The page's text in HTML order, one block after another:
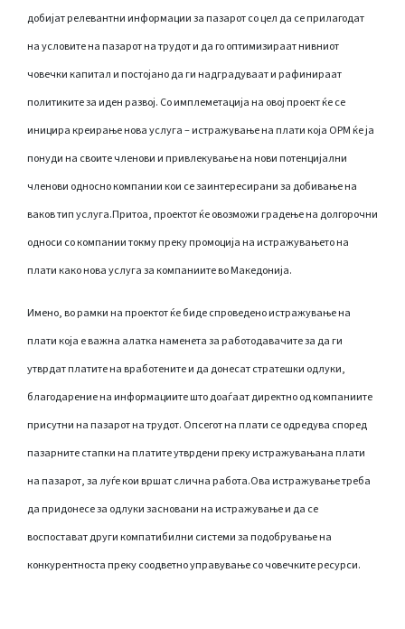
добијат релевантни информации за пазарот со цел да се прилагодат
на условите на пазарот на трудот и да го оптимизираат нивниот
човечки капитал и постојано да ги надградуваат и рафинираат
политиките за иден развој. Со имплеметација на овој проект ќе се
иницира креирање нова услуга – истражување на плати која ОРМ ќе ја
понуди на своите членови и привлекување на нови потенцијални
членови односно компании кои се заинтересирани за добивање на
ваков тип услуга.Притоа, проектот ќе овозможи градење на долгорочни
односи со компании токму преку промоција на истражувањето на
плати како нова услуга за компаниите во Македонија.
Имено, во рамки на проектот ќе биде спроведено истражување на
плати која е важна алатка наменета за работодавачите за да ги
утврдат платите на вработените и да донесат стратешки одлуки,
благодарение на информациите што доаѓаат директно од компаниите
присутни на пазарот на трудот. Опсегот на плати се одредува според
пазарните стапки на платите утврдени преку истражувањана плати
на пазарот, за луѓе кои вршат слична работа.Ова истражување треба
да придонесе за одлуки засновани на истражување и да се
воспостават други компатибилни системи за подобрување на
конкурентноста преку соодветно управување со човечките ресурси.